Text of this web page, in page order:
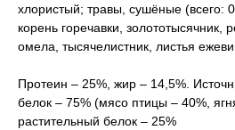
хлористый; травы, сушёные (всего:
корень горечавки,
омела, тысячелистник, листья
Протеин – 25%, жир – 14,5%.
белок – 75% (мясо птицы – 40%,
растительный белок – 25%